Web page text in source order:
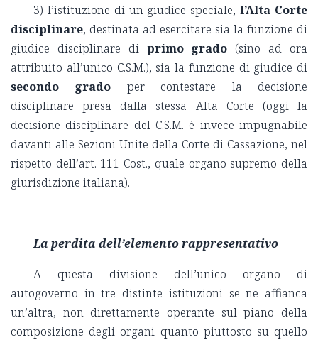
3) l’istituzione di un giudice speciale,l’Alta Corte
disciplinare, destinata ad esercitare sia la funzione di
giudice disciplinare di primo grado (sino ad ora
attribuito all’unico C.S.M.), sia la funzione di giudice di
secondo grado per contestare la decisione
disciplinare presa dalla stessa Alta Corte (oggi la
decisione disciplinare del C.S.M. è invece impugnabile
davanti alle Sezioni Unite della Corte di Cassazione, nel
rispetto dell’art. 111 Cost., quale organo supremo della
giurisdizione italiana).
La perdita dell’elemento rappresentativo
A questa divisione dell’unico organo di
autogoverno in tre distinte istituzioni se ne affianca
un’altra, non direttamente operante sul piano della
composizione degli organi quanto piuttosto su quello